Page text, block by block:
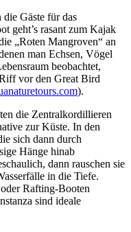
Gäste für das
geht’s rasant zum Kajak
„Roten Mangroven“ an
man Echsen, Vögel
beobachtet,
vor den Great Bird
).
die Zentralkordillieren
zur Küste. In den
sich dann durch
Hänge hinab
dann rauschen sie
in die Tiefe.
Rafting-Booten
sind ideale